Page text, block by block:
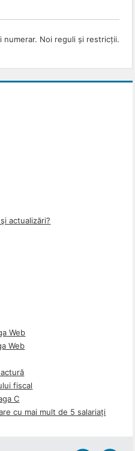
numerar. Noi reguli și restricții.
actualizări?
Web
Web
fiscal
C
cu mai mult de 5 salariați